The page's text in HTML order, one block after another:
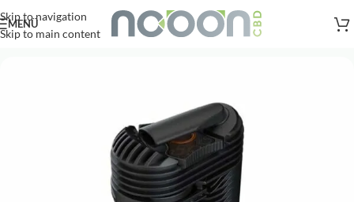
Skip to navigation
Skip to main content
Versandkostenfreie Lieferung nach AT, DE ab
MENÜ